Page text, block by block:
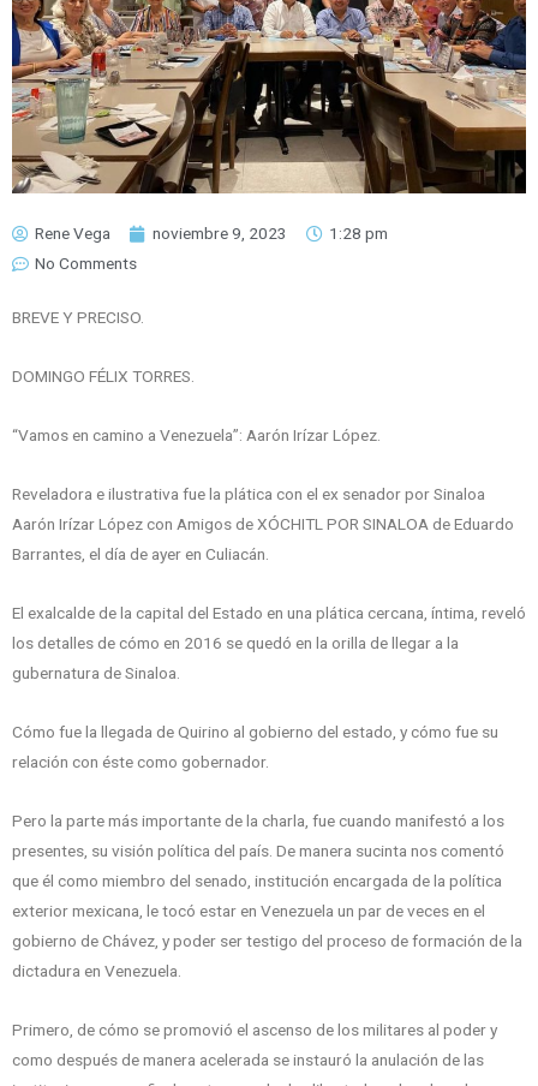
Rene Vega noviembre 9, 2023
1:28 pm
No Comments
BREVE Y PRECISO.
DOMINGO FÉLIX TORRES.
“Vamos en camino a Venezuela”: Aarón Irízar López.
Reveladora e ilustrativa fue la plática con el ex senador por Sinaloa
Aarón Irízar López con Amigos de XÓCHITL POR SINALOA de Eduardo
Barrantes, el día de ayer en Culiacán.
El exalcalde de la capital del Estado en una plática cercana, íntima, reveló
los detalles de cómo en 2016 se quedó en la orilla de llegar a la
gubernatura de Sinaloa.
Cómo fue la llegada de Quirino al gobierno del estado, y cómo fue su
relación con éste como gobernador.
Pero la parte más importante de la charla, fue cuando manifestó a los
presentes, su visión política del país. De manera sucinta nos comentó
que él como miembro del senado, institución encargada de la política
exterior mexicana, le tocó estar en Venezuela un par de veces en el
gobierno de Chávez, y poder ser testigo del proceso de formación de la
dictadura en Venezuela.
Primero, de cómo se promovió el ascenso de los militares al poder y
como después de manera acelerada se instauró la anulación de las